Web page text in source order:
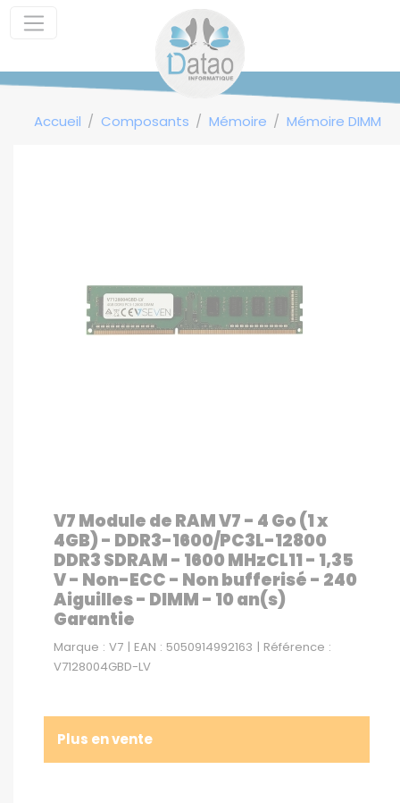
Accueil Composants Mémoire Mémoire DIMM
V7 Module de RAM V7 - 4 Go (1 x
4GB) - DDR3-1600/PC3L-12800
DDR3 SDRAM - 1600 MHzCL11 - 1,35
V - Non-ECC - Non bufferisé - 240
Aiguilles - DIMM - 10 an(s)
Garantie
Marque : V7 | EAN : 5050914992163 | Référence :
V7128004GBD-LV
Plus en vente
Panneau de gestion des cookies